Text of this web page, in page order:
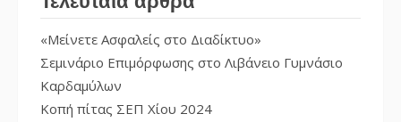
«Μείνετε Ασφαλείς στο Διαδίκτυο»
Σεμινάριο Επιμόρφωσης στο Λιβάνειο Γυμνάσιο
Καρδαμύλων
Κοπή πίτας ΣΕΠ Χίου 2024